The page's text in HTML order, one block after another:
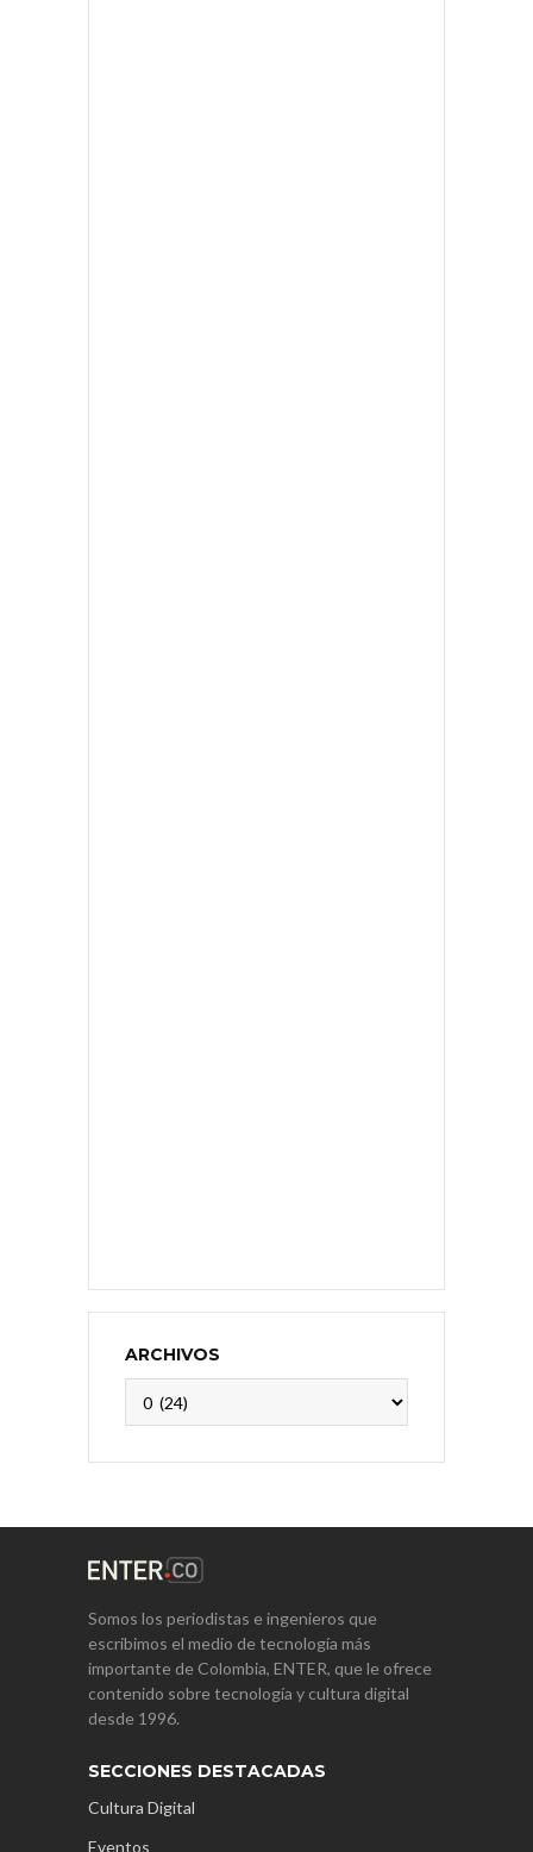
ARCHIVOS
Somos los periodistas e ingenieros que
escribimos el medio de tecnología más
importante de Colombia, ENTER, que le ofrece
contenido sobre tecnología y cultura digital
desde 1996.
SECCIONES DESTACADAS
Cultura Digital
Eventos